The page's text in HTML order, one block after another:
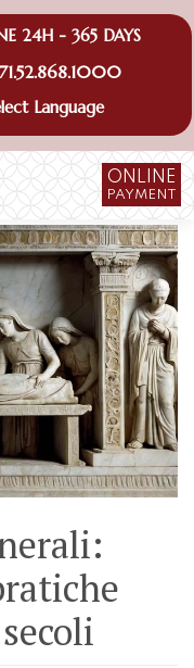
24H - 365 DAYS
Language
ONLINE
PAYMENT